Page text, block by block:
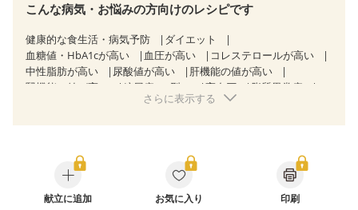
こんな病気・お悩みの方向けのレシピです
健康的な食生活・病気予防
ダイエット
血糖値・HbA1cが高い
血圧が高い
コレステロールが高い
中性脂肪が高い
尿酸値が高い
肝機能の値が高い
腎機能の値が高い
糖尿病（2型） 高血圧
脂質異常症
狭心症 心筋梗塞
睡眠時無呼吸症候群
糖尿病性腎症（第１期）
糖尿病性腎症（第２期）
糖尿病性腎症（第３期）
CKD（ステージ１）
CKD（ステージ２）
さらに表示する
献立に追加 お気に入り 印刷